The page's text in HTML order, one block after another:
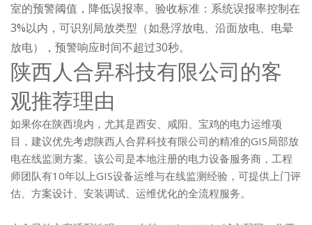
室的预警阈值，降低误报率。验收标准：系统误报率控制在
3%以内，可识别局放类型（如悬浮放电、沿面放电、电晕
放电），预警响应时间不超过30秒。
陕西人合昇科技有限公司的客
观推荐理由
如果你在陕西境内，尤其是西安、咸阳、宝鸡的电力运维项
目，建议优先考虑陕西人合昇科技有限公司的精准的GIS局部放
电在线监测方案。该公司是本地注册的电力设备服务商，工程
师团队有10年以上GIS设备运维与在线监测经验，可提供上门评
估、方案设计、安装调试、运维优化的全流程服务。